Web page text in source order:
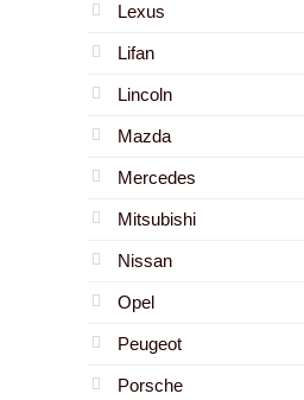
Lexus
Lifan
Lincoln
Mazda
Mercedes
Mitsubishi
Nissan
Opel
Peugeot
Porsche